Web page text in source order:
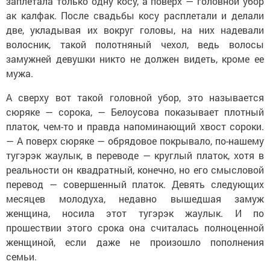
ак калфак. После свадьбы косу расплетали и делали
две, укладывая их вокруг головы, на них надевали
волосник, такой полотняный чехол, ведь волосы
замужней девушки никто не должен видеть, кроме ее
мужа.
А сверху вот такой головной убор, это называется
сюряке — сорока, — Белоусова показывает плотный
платок, чем-то и правда напоминающий хвост сороки.
— А поверх сюряке — обрядовое покрывало, по-нашему
тугэрэк жаулык, в переводе — круглый платок, хотя в
реальности он квадратный, конечно, но его смысловой
перевод — совершенный платок. Девять следующих
месяцев молодуха, недавно вышедшая замуж
женщина, носила этот тугэрэк жаулык. И по
прошествии этого срока она считалась полноценной
женщиной, если даже не произошло пополнения
семьи.